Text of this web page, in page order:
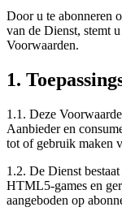
Door u te abonneren
van de Dienst, stemt
Voorwaarden.
1.
1.1. Deze
Aanbieder en
tot of gebruik maken
1.2. De Dienst
HTML5-games en
aangeboden op